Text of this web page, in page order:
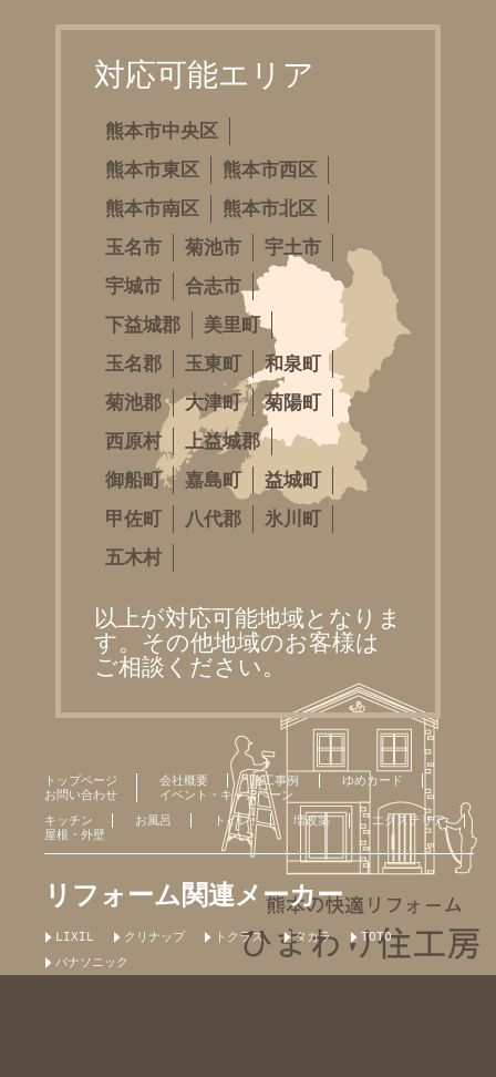
対応可能エリア
熊本市中央区
熊本市東区
熊本市西区
熊本市南区
熊本市北区
玉名市
菊池市
宇土市
宇城市
合志市
下益城郡
美里町
玉名郡
玉東町
和泉町
菊池郡
大津町
菊陽町
西原村
上益城郡
御船町
嘉島町
益城町
甲佐町
八代郡
氷川町
五木村
以上が対応可能地域となりま
す。その他地域のお客様は
ご相談ください。
トップページ 会社概要 施工事例
ゆめカード
お問い合わせ
イベント・キャンペーン
キッチン
お風呂 トイレ 増改築
エクステリア
屋根・外壁
リフォーム関連メーカー
LIXIL クリナップ トクラス タカラ
TOTO
パナソニック